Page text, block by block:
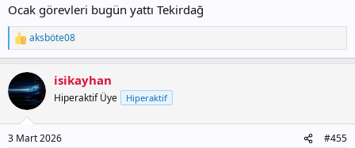
Ocak görevleri bugün yattı Tekirdağ
T
e
k
i
l
aksböte08
isikayhan
Hiperaktif Üye Hiperaktif
3 Mart 2026 #455